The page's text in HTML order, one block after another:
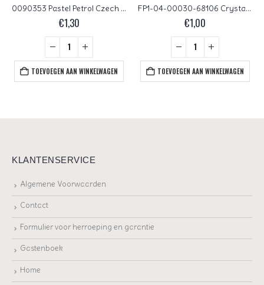
0090353 Pastel Petrol Czech Glass Facet Firepolish 4mm 50 stuks
€1,30
TOEVOEGEN AAN WINKELWAGEN
FP1-04-00030-68106 Crystal Gold inside Czech Glass Facet Firepolish 4mm 50 stuks
€1,00
TOEVOEGEN AAN WINKELWAGEN
KLANTENSERVICE
Algemene Voorwaarden
Contact
Formulier voor herroeping en garantie
Gastenboek
Home